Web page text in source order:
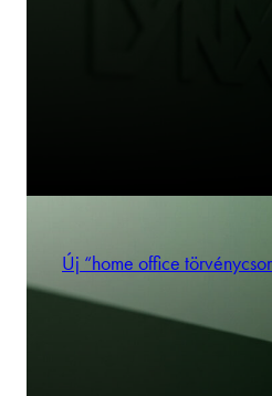
Új “home office